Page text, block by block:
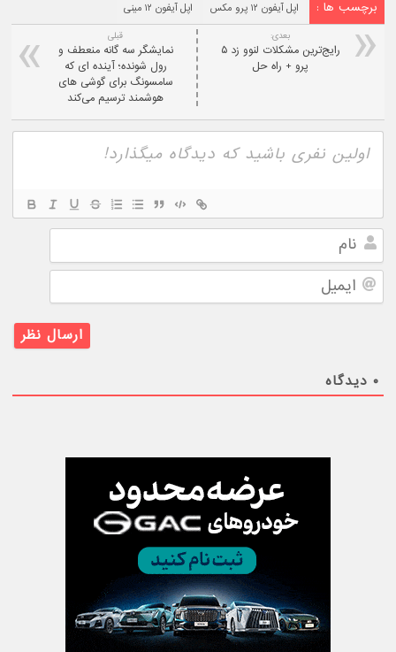
برچسب ها : اپل آیفون ۱۲ پرو مکس اپل آیفون ۱۲ مینی
قبلی
نمایشگر سه گانه منعطف و
رول شونده؛ آینده ای که
سامسونگ برای گوشی های
هوشمند ترسیم می‌کند
بعدی:
رایج‌ترین مشکلات لنوو زد ۵
پرو + راه حل
نام
ایمیل
۰ دیدگاه